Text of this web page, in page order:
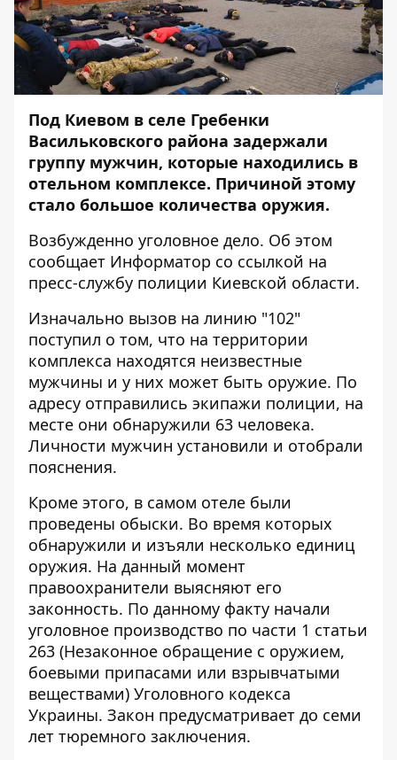
Под Киевом в селе Гребенки
Васильковского района задержали
группу мужчин, которые находились в
отельном комплексе. Причиной этому
стало большое количества оружия.
Возбужденно уголовное дело. Об этом
сообщает Информатор со ссылкой на
пресс-службу полиции Киевской области.
Изначально вызов на линию "102"
поступил о том, что на территории
комплекса находятся неизвестные
мужчины и у них может быть оружие. По
адресу отправились экипажи полиции, на
месте они обнаружили 63 человека.
Личности мужчин установили и отобрали
пояснения.
Кроме этого, в самом отеле были
проведены обыски. Во время которых
обнаружили и изъяли несколько единиц
оружия. На данный момент
правоохранители выясняют его
законность. По данному факту начали
уголовное производство по части 1 статьи
263 (Незаконное обращение с оружием,
боевыми припасами или взрывчатыми
веществами) Уголовного кодекса
Украины. Закон предусматривает до семи
лет тюремного заключения.